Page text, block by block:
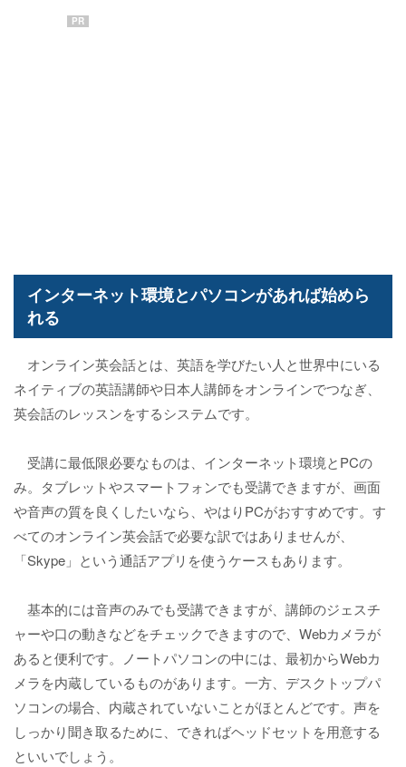
PR
インターネット環境とパソコンがあれば始めら
れる
オンライン英会話とは、英語を学びたい人と世界中にいる
ネイティブの英語講師や日本人講師をオンラインでつなぎ、
英会話のレッスンをするシステムです。
受講に最低限必要なものは、インターネット環境とPCの
み。タブレットやスマートフォンでも受講できますが、画面
や音声の質を良くしたいなら、やはりPCがおすすめです。す
べてのオンライン英会話で必要な訳ではありませんが、
「Skype」という通話アプリを使うケースもあります。
基本的には音声のみでも受講できますが、講師のジェスチ
ャーや口の動きなどをチェックできますので、Webカメラが
あると便利です。ノートパソコンの中には、最初からWebカ
メラを内蔵しているものがあります。一方、デスクトップパ
ソコンの場合、内蔵されていないことがほとんどです。声を
しっかり聞き取るために、できればヘッドセットを用意する
といいでしょう。